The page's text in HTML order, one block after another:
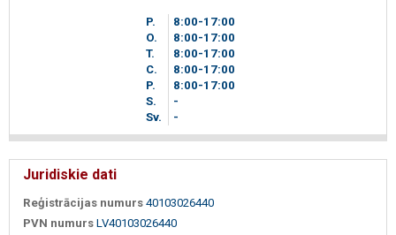
P. 8 00-17 00
O.
8 00-17 00
T.
8 00-17 00
C.
8 00-17 00
P.
8 00-17 00
S.
-
Sv.
-
Juridiskie dati
Reģistrācijas numurs 40103026440
PVN numurs LV40103026440